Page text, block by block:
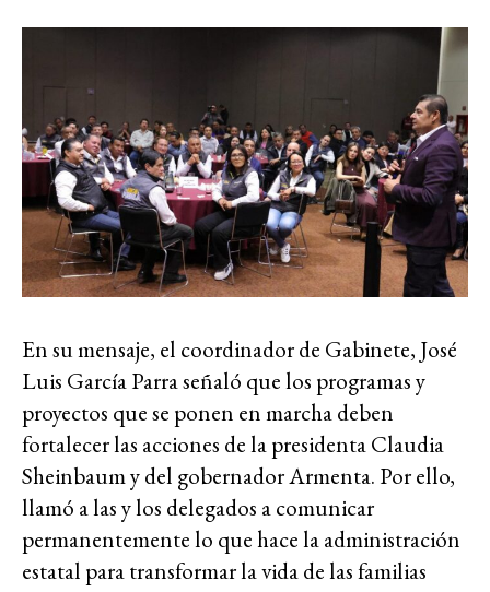
En su mensaje, el coordinador de Gabinete, José
Luis García Parra señaló que los programas y
proyectos que se ponen en marcha deben
fortalecer las acciones de la presidenta Claudia
Sheinbaum y del gobernador Armenta. Por ello,
llamó a las y los delegados a comunicar
permanentemente lo que hace la administración
estatal para transformar la vida de las familias